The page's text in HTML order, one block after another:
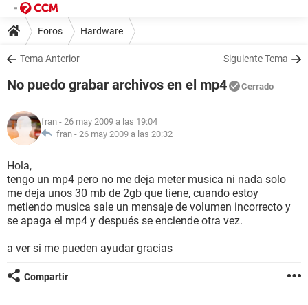
Foros Hardware
Tema Anterior Siguiente Tema
No puedo grabar archivos en el mp4 Cerrado
fran - 26 may 2009 a las 19:04
fran - 26 may 2009 a las 20:32
Hola,
tengo un mp4 pero no me deja meter musica ni nada solo
me deja unos 30 mb de 2gb que tiene, cuando estoy
metiendo musica sale un mensaje de volumen incorrecto y
se apaga el mp4 y después se enciende otra vez.
a ver si me pueden ayudar gracias
Compartir